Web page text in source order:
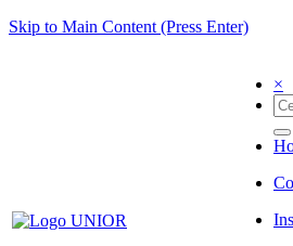
Skip to Main Content (Press Enter)
×